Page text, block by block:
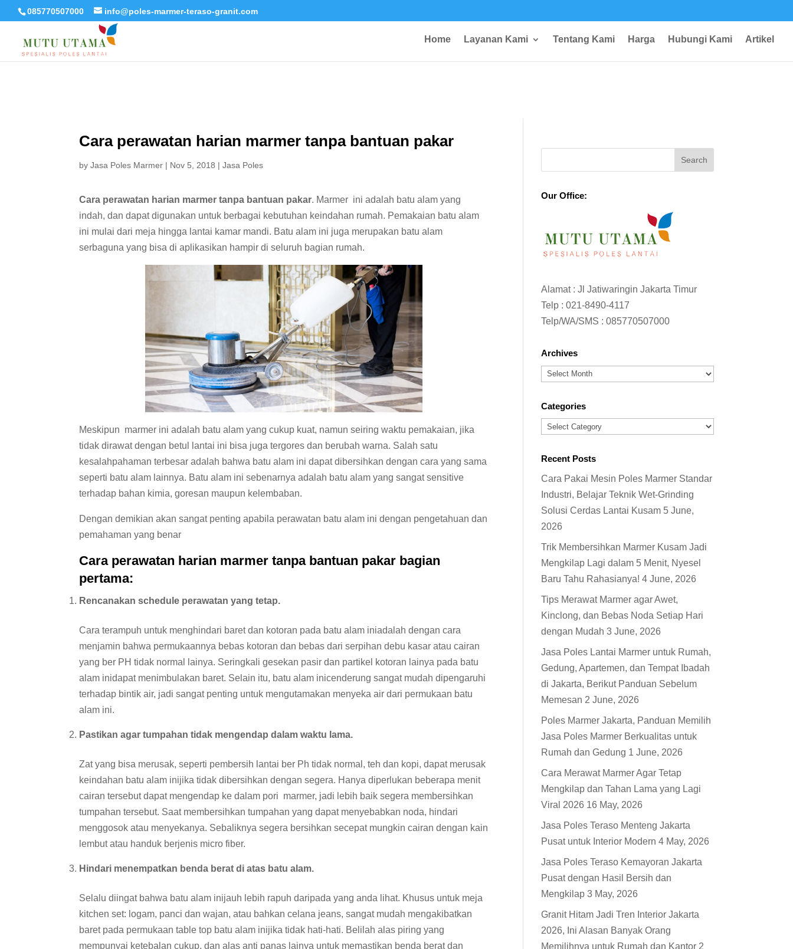
085770507000 info@poles-marmer-teraso-granit.com
Home Layanan Kami Tentang Kami Harga Hubungi Kami Artikel
Cara perawatan harian marmer tanpa bantuan pakar
byJasa Poles Marmer | Nov 5, 2018 |Jasa Poles
Cara perawatan harian marmer tanpa bantuan pakar. Marmer ini adalah batu alam yang
indah, dan dapat digunakan untuk berbagai kebutuhan keindahan rumah. Pemakaian batu alam
ini mulai dari meja hingga lantai kamar mandi. Batu alam ini juga merupakan batu alam
serbaguna yang bisa di aplikasikan hampir di seluruh bagian rumah.
Meskipun marmer ini adalah batu alam yang cukup kuat, namun seiring waktu pemakaian, jika
tidak dirawat dengan betul lantai ini bisa juga tergores dan berubah warna. Salah satu
kesalahpahaman terbesar adalah bahwa batu alam ini dapat dibersihkan dengan cara yang sama
seperti batu alam lainnya. Batu alam ini sebenarnya adalah batu alam yang sangat sensitive
terhadap bahan kimia, goresan maupun kelembaban.
Dengan demikian akan sangat penting apabila perawatan batu alam ini dengan pengetahuan dan
pemahaman yang benar
Cara perawatan harian marmer tanpa bantuan pakar bagian
pertama:
Rencanakan schedule perawatan yang tetap.
Cara terampuh untuk menghindari baret dan kotoran pada batu alam iniadalah dengan cara
menjamin bahwa permukaannya bebas kotoran dan bebas dari serpihan debu kasar atau cairan
yang ber PH tidak normal lainya. Seringkali gesekan pasir dan partikel kotoran lainya pada batu
alam inidapat menimbulakan baret. Selain itu, batu alam inicenderung sangat mudah dipengaruhi
terhadap bintik air, jadi sangat penting untuk mengutamakan menyeka air dari permukaan batu
alam ini.
Pastikan agar tumpahan tidak mengendap dalam waktu lama.
Zat yang bisa merusak, seperti pembersih lantai ber Ph tidak normal, teh dan kopi, dapat merusak
keindahan batu alam inijika tidak dibersihkan dengan segera. Hanya diperlukan beberapa menit
cairan tersebut dapat mengendap ke dalam pori marmer, jadi lebih baik segera membersihkan
tumpahan tersebut. Saat membersihkan tumpahan yang dapat menyebabkan noda, hindari
menggosok atau menyekanya. Sebaliknya segera bersihkan secepat mungkin cairan dengan kain
lembut atau handuk berjenis micro fiber.
Hindari menempatkan benda berat di atas batu alam.
Selalu diingat bahwa batu alam inijauh lebih rapuh daripada yang anda lihat. Khusus untuk meja
kitchen set: logam, panci dan wajan, atau bahkan celana jeans, sangat mudah mengakibatkan
baret pada permukaan table top batu alam inijika tidak hati-hati. Belilah alas piring yang
mempunyai ketebalan cukup, dan alas anti panas lainya untuk memastikan benda berat dan
Our Office:
Alamat : Jl Jatiwaringin Jakarta Timur
Telp :021-8490-4117
Telp/WA/SMS :085770507000
Archives
Archives
Categories
Categories
Recent Posts
Cara Pakai Mesin Poles Marmer Standar
Industri, Belajar Teknik Wet-Grinding
Solusi Cerdas Lantai Kusam 5 June,
2026
Trik Membersihkan Marmer Kusam Jadi
Mengkilap Lagi dalam 5 Menit, Nyesel
Baru Tahu Rahasianya! 4 June, 2026
Tips Merawat Marmer agar Awet,
Kinclong, dan Bebas Noda Setiap Hari
dengan Mudah 3 June, 2026
Jasa Poles Lantai Marmer untuk Rumah,
Gedung, Apartemen, dan Tempat Ibadah
di Jakarta, Berikut Panduan Sebelum
Memesan 2 June, 2026
Poles Marmer Jakarta, Panduan Memilih
Jasa Poles Marmer Berkualitas untuk
Rumah dan Gedung 1 June, 2026
Cara Merawat Marmer Agar Tetap
Mengkilap dan Tahan Lama yang Lagi
Viral 2026 16 May, 2026
Jasa Poles Teraso Menteng Jakarta
Pusat untuk Interior Modern 4 May, 2026
Jasa Poles Teraso Kemayoran Jakarta
Pusat dengan Hasil Bersih dan
Mengkilap 3 May, 2026
Granit Hitam Jadi Tren Interior Jakarta
2026, Ini Alasan Banyak Orang
Memilihnya untuk Rumah dan Kantor 2